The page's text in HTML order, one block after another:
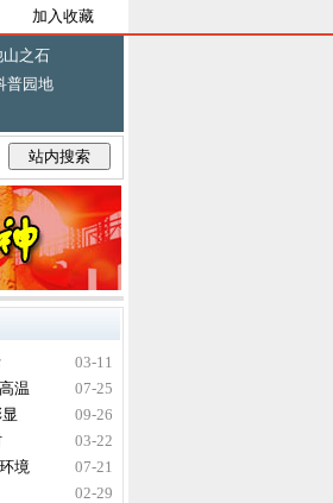
加入收藏
山之石
普园地
里旺村怎样抓好农村老年人养老服务工作汇
03-11
07-25
温
09-26
03-22
07-21
境
02-29